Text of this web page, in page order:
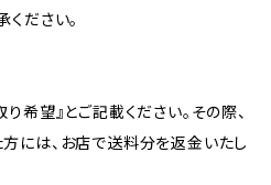
ださい。
希望』とご記載ください。その際、
には、お店で送料分を返金いたし